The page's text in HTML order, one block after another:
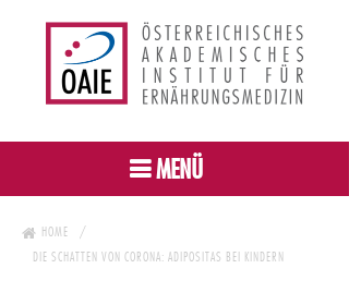
MENÜ
HOME
DIE SCHATTEN VON CORONA: ADIPOSITAS BEI KINDERN